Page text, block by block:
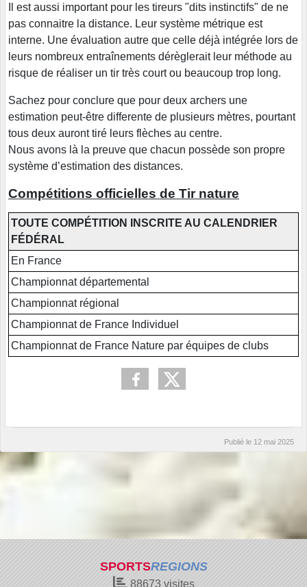
Il est aussi important pour les tireurs "dits instinctifs" de ne
pas connaitre la distance. Leur système métrique est
interne. Une évaluation autre que celle déjà intégrée lors de
leurs nombreux entraînements dérèglerait leur méthode au
risque de réaliser un tir très court ou beaucoup trop long.
Sachez pour conclure que pour deux archers une
estimation peut-être differente de plusieurs mètres, pourtant
tous deux auront tiré leurs flèches au centre.
Nous avons là la preuve que chacun possède son propre
système d’estimation des distances.
Compétitions officielles de Tir nature
TOUTE COMPÉTITION INSCRITE AU CALENDRIER
FÉDÉRAL
En France
Championnat départemental
Championnat régional
Championnat de France Individuel
Championnat de France Nature par équipes de clubs
Publié le 12 mai 2025
SPORTSREGIONS
88673visites